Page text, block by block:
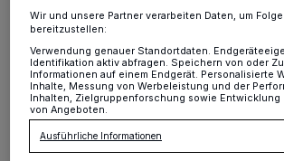
wie zwischen den Jahren.
12.12.2025 , 14:50 Uhr 2 Minuten
Wir und unsere Partner verarbeiten Daten, um
bereitzustellen:
Verwendung genauer Standortdaten.
Identifikation aktiv abfragen. Speichern von oder
Informationen auf einem Endgerät. Personalisierte
Inhalte, Messung von Werbeleistung und der
Inhalten, Zielgruppenforschung sowie Entwicklung
von Angeboten.
Ausführliche Informationen